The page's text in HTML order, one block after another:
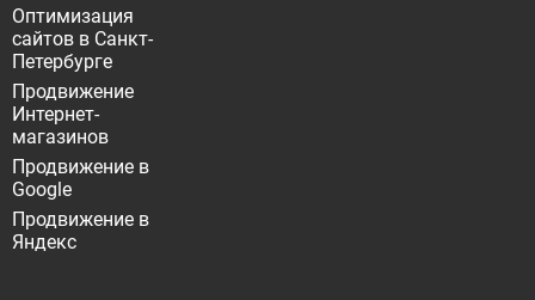
Оптимизация
сайтов в Санкт-
Петербурге
Продвижение
Интернет-
магазинов
Продвижение в
Google
Продвижение в
Яндекс